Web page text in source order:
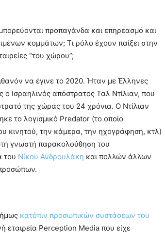
προπαγάνδα και επηρεασμό και
κομμάτων; Τι ρόλο έχουν παίξει στην
“του χώρου”;
να έγινε το 2020. Ήταν με Έλληνες
Ισραηλινός απόστρατος Ταλ Ντίλιαν, που
της χώρας του 24 χρόνια. Ο Ντίλιαν
το λογισμικό Predator (το οποίο
κινητού, την κάμερα, την ηχογράφηση, κτλ)
γνωστή παρακολούθηση του
του Νίκου Ανδρουλάκη και πολλών άλλων
κατόπιν προσωπικών συστάσεων του
εταιρεία Perception Media που είχε